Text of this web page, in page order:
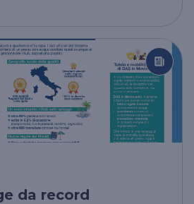
da record